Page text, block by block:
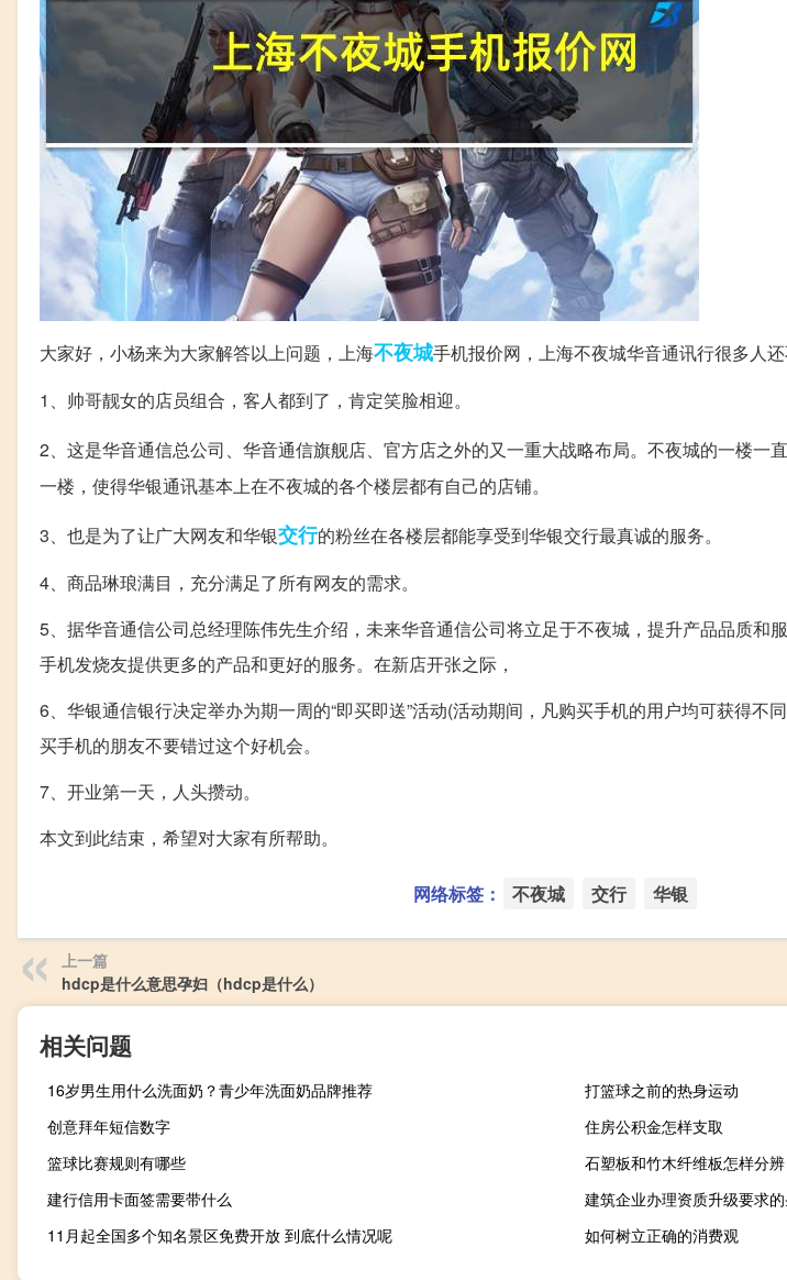
大家好，小杨来为大家解答以上问题，上海不夜城手机报价网，上海不夜城华音通讯行很多人
1、帅哥靓女的店员组合，客人都到了，肯定笑脸相迎。
2、这是华音通信总公司、华音通信旗舰店、官方店之外的又一重大战略布局。不夜城的一楼一
一楼，使得华银通讯基本上在不夜城的各个楼层都有自己的店铺。
3、也是为了让广大网友和华银交行的粉丝在各楼层都能享受到华银交行最真诚的服务。
4、商品琳琅满目，充分满足了所有网友的需求。
5、据华音通信公司总经理陈伟先生介绍，未来华音通信公司将立足于不夜城，提升产品品质和
手机发烧友提供更多的产品和更好的服务。在新店开张之际，
6、华银通信银行决定举办为期一周的“即买即送”活动(活动期间，凡购买手机的用户均可获得不
买手机的朋友不要错过这个好机会。
7、开业第一天，人头攒动。
本文到此结束，希望对大家有所帮助。
网络标签： 不夜城 交行 华银
上一篇
hdcp是什么意思孕妇（hdcp是什么）
相关问题
16岁男生用什么洗面奶？青少年洗面奶品牌推荐
打篮球之前的热身运动
创意拜年短信数字
住房公积金怎样支取
篮球比赛规则有哪些
石塑板和竹木纤维板怎样分辨
建行信用卡面签需要带什么
建筑企业办理资质升级要求
11月起全国多个知名景区免费开放 到底什么情况呢
如何树立正确的消费观